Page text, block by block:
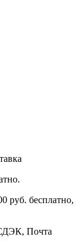
руб. бесплатно,
Почта